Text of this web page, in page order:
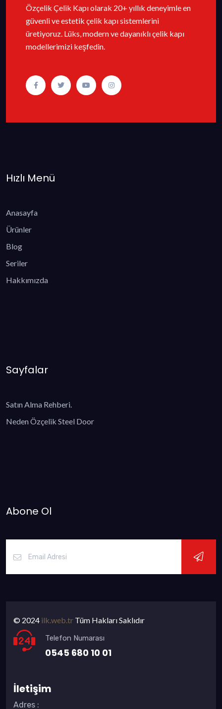
Özçelik Çelik Kapı olarak 20+ yıllık deneyimle en
güvenli ve estetik çelik kapı sistemlerini
üretiyoruz. Lüks, modern ve dayanıklı çelik kapı
modellerimizi keşfedin.
Hızlı Menü
Anasayfa
Ürünler
Blog
Seriler
Hakkımızda
Sayfalar
Satın Alma Rehberi.
Neden Özçelik Steel Door
Abone Ol
© 2024 ilk.web.tr Tüm Hakları Saklıdır
Telefon Numarası
0545 680 10 01
İletişim
Adres :